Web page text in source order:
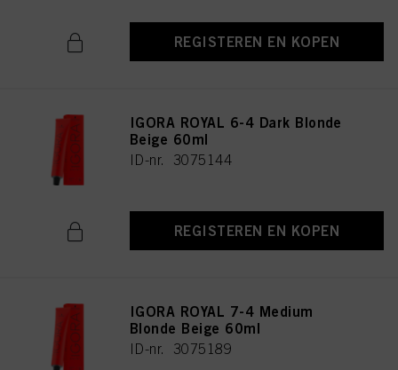
REGISTEREN EN KOPEN
IGORA ROYAL 6-4 Dark Blonde
Beige 60ml
ID-nr. 3075144
REGISTEREN EN KOPEN
IGORA ROYAL 7-4 Medium
Blonde Beige 60ml
ID-nr. 3075189